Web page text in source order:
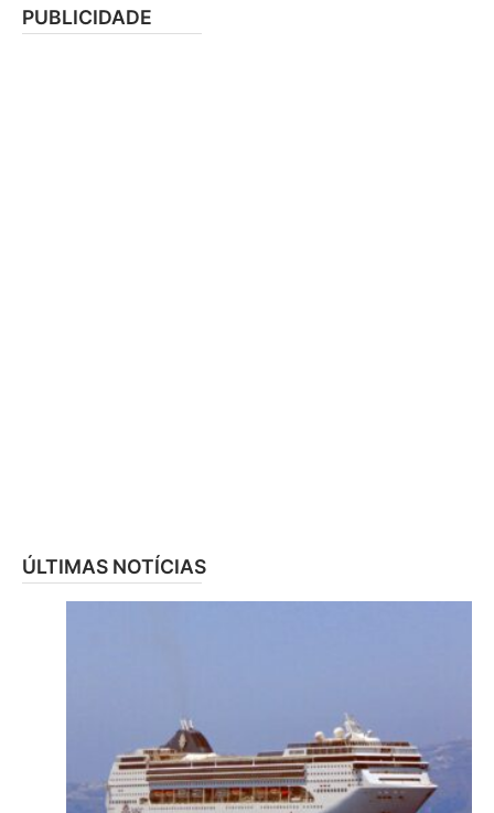
PUBLICIDADE
ÚLTIMAS NOTÍCIAS